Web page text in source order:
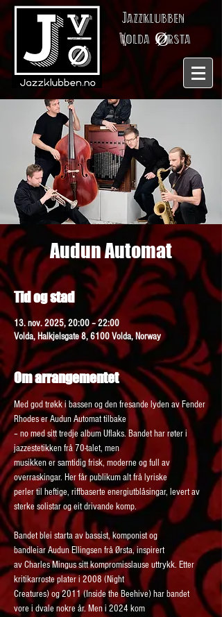
Jazzklubben
Volda Ørsta
Audun Automat
Tid og stad
13. nov. 2025, 20:00 – 22:00
Volda, Halkjelsgate 8, 6100 Volda, Norway
Om arrangementet
Med god trøkk i bassen og den fresande lyden av Fender
Rhodes er Audun Automat tilbake
– no med sitt tredje album Uflaks. Bandet har røter i
jazzestetikken frå 70-talet, men
musikken er samtidig frisk, moderne og full av
overraskingar. Her får publikum alt frå lyriske
perler til heftige, riffbaserte energiutblåsingar, levert av
sterke solistar og eit drivande komp.
Bandet blei starta av bassist, komponist og
bandleiar Audun Ellingsen frå Ørsta, inspirert
av Charles Mingus sitt kompromisslause uttrykk. Etter
kritikarroste plater i 2008 (Night
Creatures) og 2011 (Inside the Beehive) har bandet
vore i dvale nokre år. Men i 2024 kom